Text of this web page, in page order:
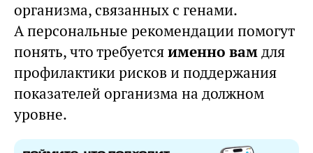
организма, связанных с генами.
А персональные рекомендации помогут
понять, что требуетсяименно вамдля
профилактики рисков и поддержания
показателей организма на должном
уровне.